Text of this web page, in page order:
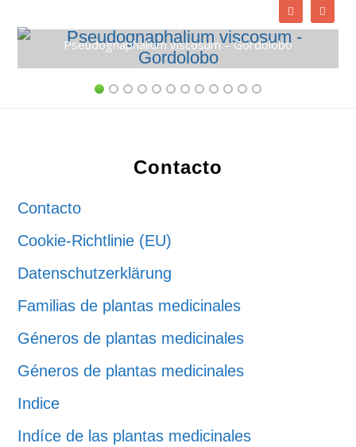
Pseudognaphalium viscosum – Gordolobo
Contacto
Contacto
Cookie-Richtlinie (EU)
Datenschutzerklärung
Familias de plantas medicinales
Géneros de plantas medicinales
Géneros de plantas medicinales
Indice
Indíce de las plantas medicinales